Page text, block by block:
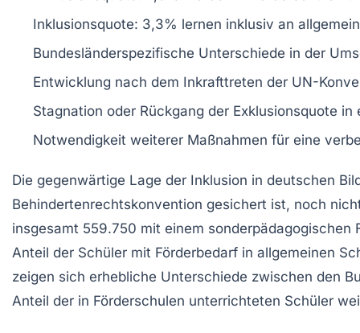
Inklusionsquote: 3,3% lernen inklusiv an
Bundesländerspezifische Unterschiede in der
Entwicklung nach dem Inkrafttreten der UN-
Stagnation oder Rückgang der Exklusionsquote in
Notwendigkeit weiterer Maßnahmen für eine
Die gegenwärtige Lage der Inklusion in deutschen
Behindertenrechtskonvention gesichert ist, noch
insgesamt 559.750 mit einem sonderpädagogischen
Anteil der Schüler mit Förderbedarf in allgemeinen
zeigen sich erhebliche Unterschiede zwischen den
Anteil der in Förderschulen unterrichteten Schüler